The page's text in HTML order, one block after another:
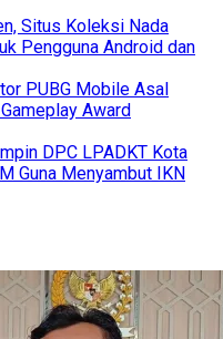
Situs Koleksi Nada
Pengguna Android dan
PUBG Mobile Asal
Award
DPC LPADKT Kota
Guna Menyambut IKN